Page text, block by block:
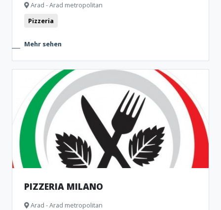
Arad - Arad metropolitan
Pizzeria
Mehr sehen
PIZZERIA MILANO
Arad - Arad metropolitan